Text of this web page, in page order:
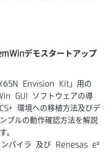
デモスタートアップ
Envision Kit」用の
GUI ソフトウェアの導
環境への移植方法及びデ
プルの動作確認方法を解説
。
ンパイラ 及び Renesas e²